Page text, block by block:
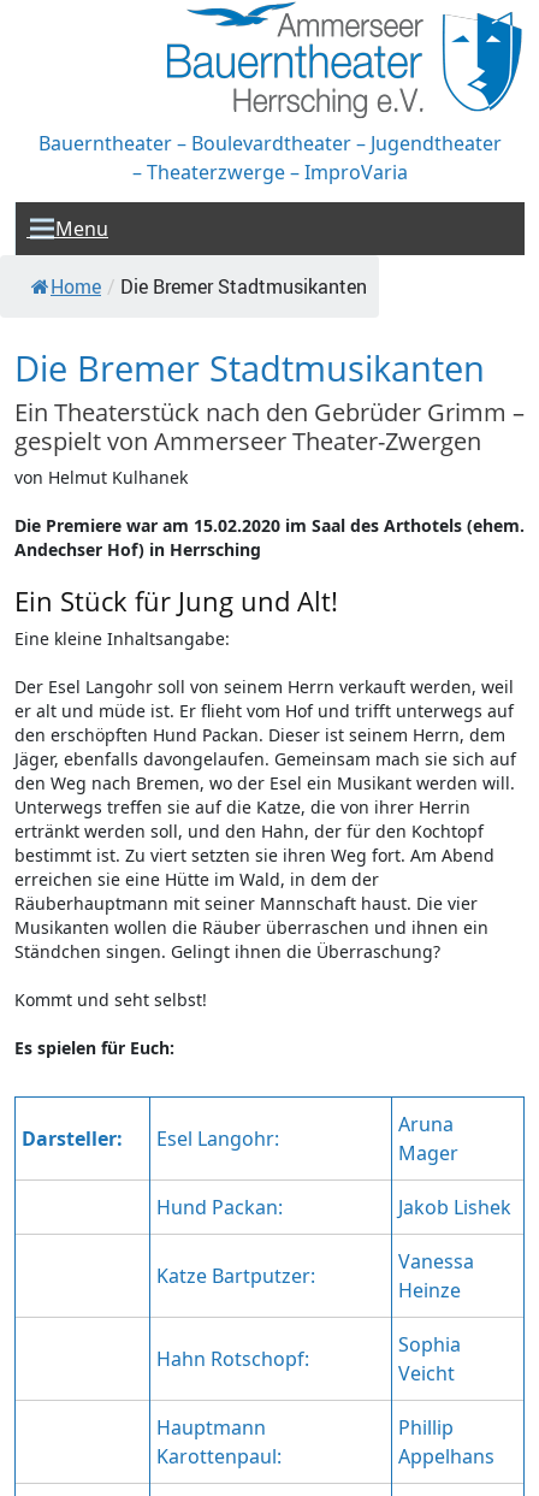
Bauerntheater – Boulevardtheater – Jugendtheater
– Theaterzwerge – ImproVaria
Menu
Home / Die Bremer Stadtmusikanten
Die Bremer Stadtmusikanten
Ein Theaterstück nach den Gebrüder Grimm –
gespielt von Ammerseer Theater-Zwergen
von Helmut Kulhanek
Die Premiere war am 15.02.2020 im Saal des Arthotels (ehem.
Andechser Hof) in Herrsching
Ein Stück für Jung und Alt!
Eine kleine Inhaltsangabe:
Der Esel Langohr soll von seinem Herrn verkauft werden, weil
er alt und müde ist. Er flieht vom Hof und trifft unterwegs auf
den erschöpften Hund Packan. Dieser ist seinem Herrn, dem
Jäger, ebenfalls davongelaufen. Gemeinsam mach sie sich auf
den Weg nach Bremen, wo der Esel ein Musikant werden will.
Unterwegs treffen sie auf die Katze, die von ihrer Herrin
ertränkt werden soll, und den Hahn, der für den Kochtopf
bestimmt ist. Zu viert setzten sie ihren Weg fort. Am Abend
erreichen sie eine Hütte im Wald, in dem der
Räuberhauptmann mit seiner Mannschaft haust. Die vier
Musikanten wollen die Räuber überraschen und ihnen ein
Ständchen singen. Gelingt ihnen die Überraschung?
Kommt und seht selbst!
Es spielen für Euch:
Darsteller: Esel Langohr:
Aruna
Mager
Hund Packan: Jakob Lishek
Katze Bartputzer:
Vanessa
Heinze
Hahn Rotschopf:
Sophia
Veicht
Hauptmann
Karottenpaul:
Phillip
Appelhans